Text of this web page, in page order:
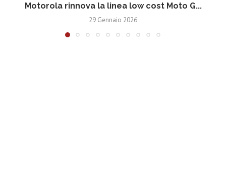
Motorola rinnova la linea low cost Moto G...
29 Gennaio 2026